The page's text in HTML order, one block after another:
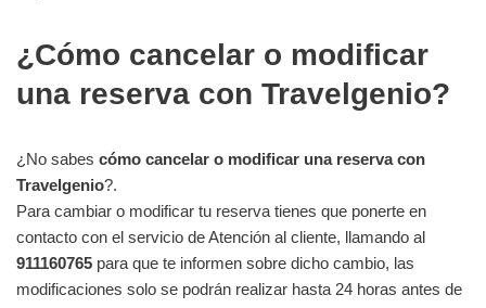
¿Cómo cancelar o modificar
una reserva con Travelgenio?
¿No sabes cómo cancelar o modificar una reserva con
Travelgenio?.
Para cambiar o modificar tu reserva tienes que ponerte en
contacto con el servicio de Atención al cliente, llamando al
911160765 para que te informen sobre dicho cambio, las
modificaciones solo se podrán realizar hasta 24 horas antes de